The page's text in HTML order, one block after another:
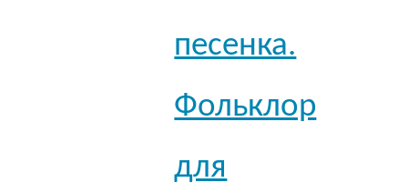
песенка.
Фольклор
для